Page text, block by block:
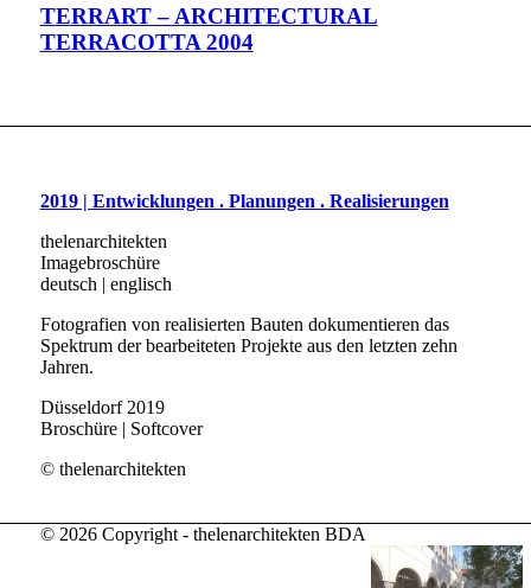
TERRART – ARCHITECTURAL
TERRACOTTA 2004
2019 | Entwicklungen . Planungen . Realisierungen
thelenarchitekten
Imagebroschüre
deutsch | englisch
Fotografien von realisierten Bauten dokumentieren das
Spektrum der bearbeiteten Projekte aus den letzten zehn
Jahren.
Düsseldorf 2019
Broschüre | Softcover
© thelenarchitekten
© 2026 Copyright - thelenarchitekten BDA